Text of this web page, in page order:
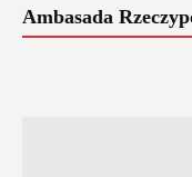
Ambasada